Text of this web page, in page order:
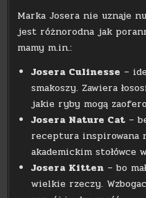
Marka Josera nie uznaje
jest różnorodna jak
mamy m.in.:
Josera Culinesse –
smakoszy. Zawiera
jakie ryby mogą
Josera Nature Cat –
receptura inspirowana
akademickim stołówce
Josera Kitten – bo
wielkie rzeczy.